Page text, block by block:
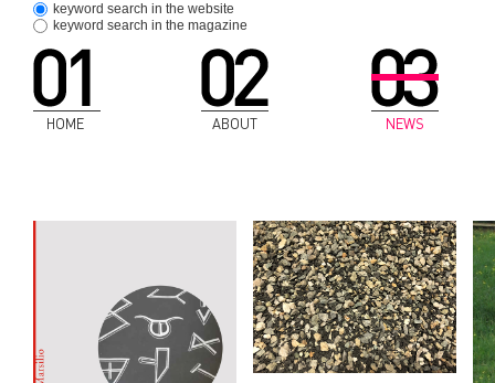
keyword search in the website
keyword search in the magazine
HOME ABOUT NEWS